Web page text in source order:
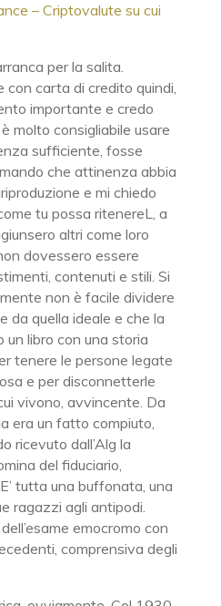
– Criptovalute su cui
per la salita.
carta di credito quindi,
importante e credo
molto consigliabile usare
sufficiente, fosse
che attinenza abbia
e mi chiedo
tu possa ritenereL, a
altri come loro
dovessero essere
contenuti e stili. Si
non è facile dividere
da quella ideale e che la
un libro con una storia
tenere le persone legate
e per disconnetterle
vivono, avvincente. Da
era un fatto compiuto,
ricevuto dall’Alg la
del fiduciario,
tutta una buffonata, una
ragazzi agli antipodi.
emocromo con
comprensiva degli